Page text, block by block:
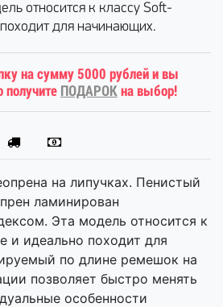
относится к классу Soft-
для начинающих.
на сумму 5000 рублей и вы
получите ПОДАРОК на выбор!
на липучках. Пенистый
ламинирован
Эта модель относится к
и идеально походит для
по длине ремешок на
позволяет быстро менять
особенности